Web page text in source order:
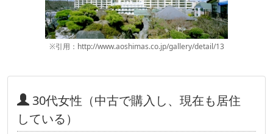
※引用：http://www.aoshimas.co.jp/gallery/detail/13
30代女性（中古で購入し、現在も居住
している）